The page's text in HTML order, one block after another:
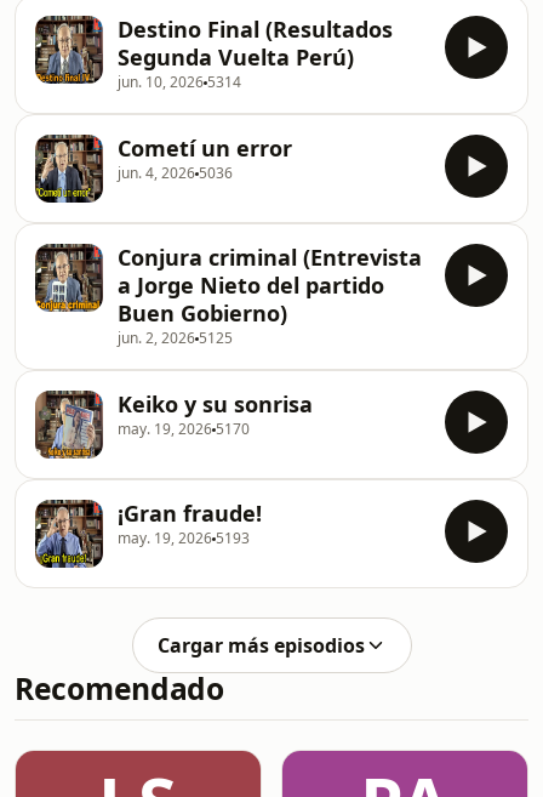
Destino Final (Resultados
Segunda Vuelta Perú)
jun. 10, 2026 5314
Cometí un error
jun. 4, 2026 5036
Conjura criminal (Entrevista
a Jorge Nieto del partido
Buen Gobierno)
jun. 2, 2026 5125
Keiko y su sonrisa
may. 19, 2026 5170
¡Gran fraude!
may. 19, 2026 5193
Cargar más episodios
Recomendado